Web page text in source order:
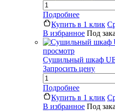
Подробнее
Купить в 1 клик
В избранное Под
просмотр
Сушильный шкаф
Запросить цену
Подробнее
Купить в 1 клик
В избранное Под